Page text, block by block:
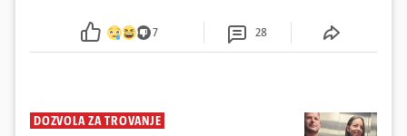
7 28
DOZVOLA ZA TROVANJE